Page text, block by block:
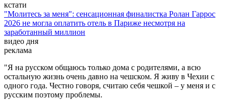
кстати
"Молитесь за меня": сенсационная финалистка Ролан Гаррос
2026 не могла оплатить отель в Париже несмотря на
заработанный миллион
видео дня
реклама
"Я на русском общаюсь только дома с родителями, а всю
остальную жизнь очень давно на чешском. Я живу в Чехии с
одного года. Честно говоря, считаю себя чешкой – у меня и с
русским поэтому проблемы.